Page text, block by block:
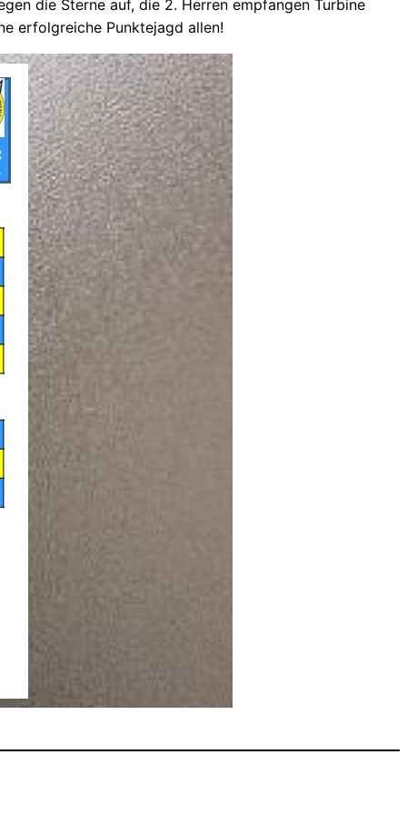
die Sterne auf, die 2. Herren empfangen Turbine
erfolgreiche Punktejagd allen!